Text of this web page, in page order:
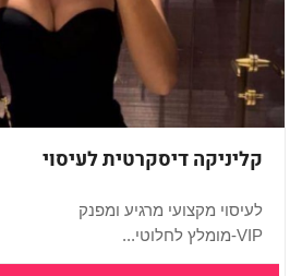
קליניקה דיסקרטית לעיסוי
לעיסוי מקצועי מרגיע ומפנק
VIP-מומלץ לחלוטי...